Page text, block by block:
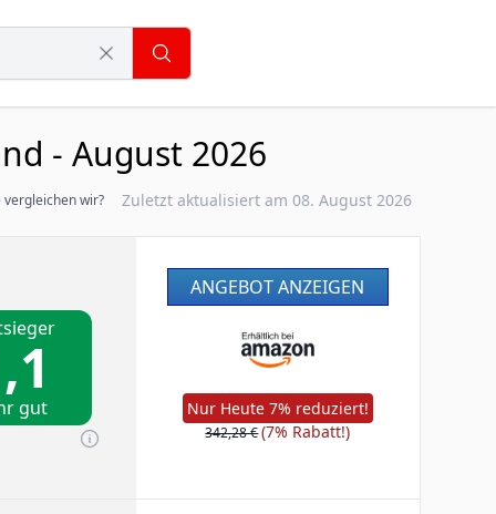
- August 2026
vergleichen wir? Zuletzt aktualisiert am 08. August 2026
gut
ANGEBOT ANZEIGEN
Nur Heute 7% reduziert!
342,28 €(7% Rabatt!)